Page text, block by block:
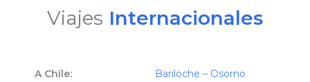
Viajes Internacionales
A Chile:
Bariloche – Osorno